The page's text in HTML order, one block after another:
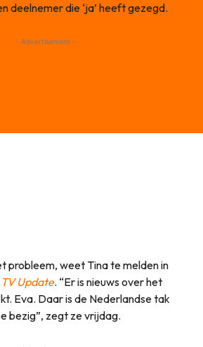
deelnemer die ‘ja’ heeft gezegd.
- Advertisement -
probleem, weet Tina te melden in
TV Update. “Er is nieuws over het
Eva. Daar is de Nederlandse tak
bezig”, zegt ze vrijdag.